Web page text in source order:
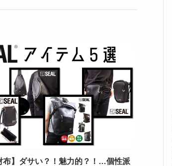
布】ダサい？！魅力的？！…個性派